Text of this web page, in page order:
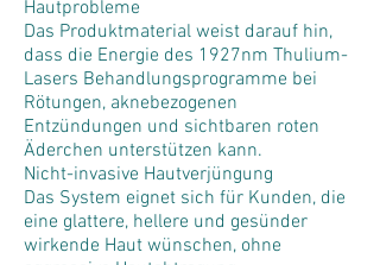
Hautprobleme
Das Produktmaterial weist darauf hin,
dass die Energie des 1927nm Thulium-
Lasers Behandlungsprogramme bei
Rötungen, aknebezogenen
Entzündungen und sichtbaren roten
Äderchen unterstützen kann.
Nicht-invasive Hautverjüngung
Das System eignet sich für Kunden, die
eine glattere, hellere und gesünder
wirkende Haut wünschen, ohne